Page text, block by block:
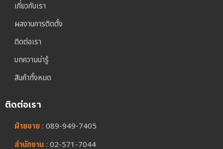
เกี่ยวกับเรา
ผลงานการติดตั้ง
ติดต่อเรา
บทความน่ารู้
สินค้าทั้งหมด
ติดต่อเรา
ฝ่ายขาย :089-949-7405
สำนักงาน :02-571-7044